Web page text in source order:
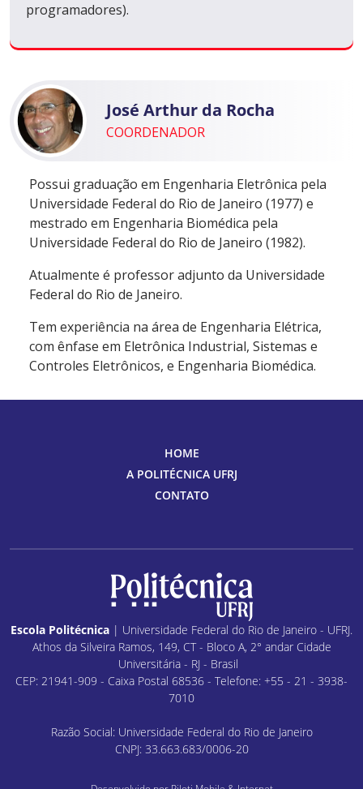
programadores).
José Arthur da Rocha
COORDENADOR
Possui graduação em Engenharia Eletrônica pela
Universidade Federal do Rio de Janeiro (1977) e
mestrado em Engenharia Biomédica pela
Universidade Federal do Rio de Janeiro (1982).
Atualmente é professor adjunto da Universidade
Federal do Rio de Janeiro.
Tem experiência na área de Engenharia Elétrica,
com ênfase em Eletrônica Industrial, Sistemas e
Controles Eletrônicos, e Engenharia Biomédica.
HOME
A POLITÉCNICA UFRJ
CONTATO
Escola Politécnica | Universidade Federal do Rio de Janeiro - UFRJ.
Athos da Silveira Ramos, 149, CT - Bloco A, 2° andar Cidade
Universitária - RJ - Brasil
CEP: 21941-909 - Caixa Postal 68536 - Telefone: +55 - 21 - 3938-
7010
Razão Social: Universidade Federal do Rio de Janeiro
CNPJ: 33.663.683/0006-20